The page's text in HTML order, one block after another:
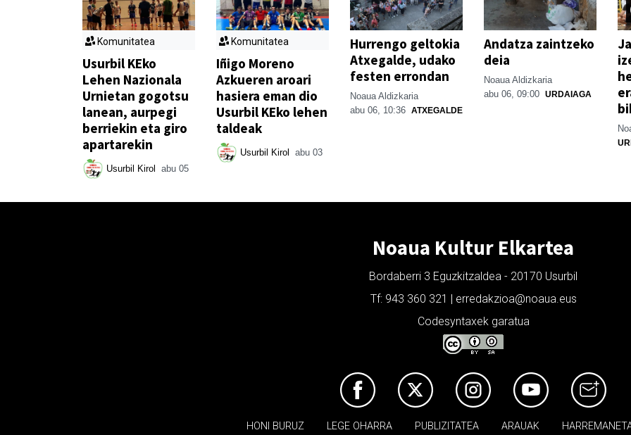
Komunitatea
Usurbil KEko
Lehen Nazionala
Urnietan gogotsu
lanean, aurpegi
berriekin eta giro
apartarekin
Usurbil Kirol abu 05
Komunitatea
Iñigo Moreno
Azkueren aroari
hasiera eman dio
Usurbil KEko lehen
taldeak
Usurbil Kirol abu 03
Hurrengo geltokia
Atxegalde, udako
festen errondan
Noaua Aldizkaria
abu 06, 10:36 ATXEGALDE
Andatza zaintzeko
deia
Noaua Aldizkaria
abu 06, 09:00 URDAIAGA
Noaua Kultur Elkartea
Bordaberri 3 Eguzkitzaldea - 20170 Usurbil
Tf: 943 360 321 | erredakzioa@noaua.eus
Codesyntaxek garatua
HONI BURUZ LEGE OHARRA PUBLIZITATEA ARAUAK